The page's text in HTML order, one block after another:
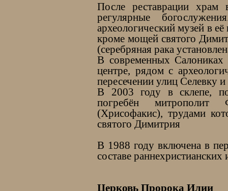
После реставрации храм
регулярные
археологический музей в
кроме мощей святого
(серебряная рака
В современных Салониках
центре, рядом с
пересечении улиц Селевку
В 2003 году в склепе,
погребён митрополит
(Хрисофакис), трудами
святого Димитрия
В 1988 году включена в
составе
Церковь Пророка Илии